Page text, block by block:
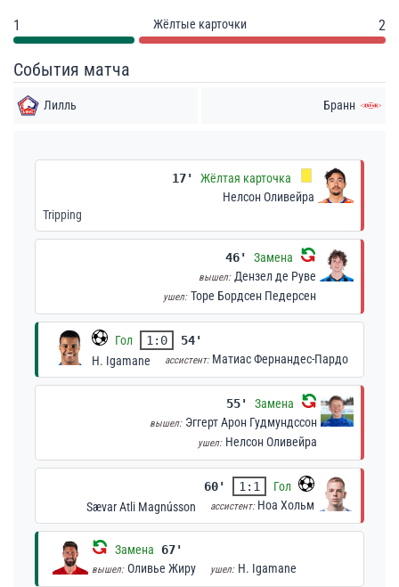
1 Жёлтые карточки 2
События матча
Лилль Бранн
17'
Жёлтая карточка
Нелсон Оливейра
Tripping
46' Замена
вышел: Дензел де Руве
ушел: Торе Бордсен Педерсен
Гол 1:0
54'
H. Igamane
ассистент: Матиас Фернандес-Пардо
55' Замена
вышел: Эггерт Арон Гудмундссон
ушел: Нелсон Оливейра
60' 1:1
Гол
Sævar Atli Magnússon
ассистент: Ноа Хольм
Замена 67'
вышел: Оливье Жиру ушел: H. Igamane